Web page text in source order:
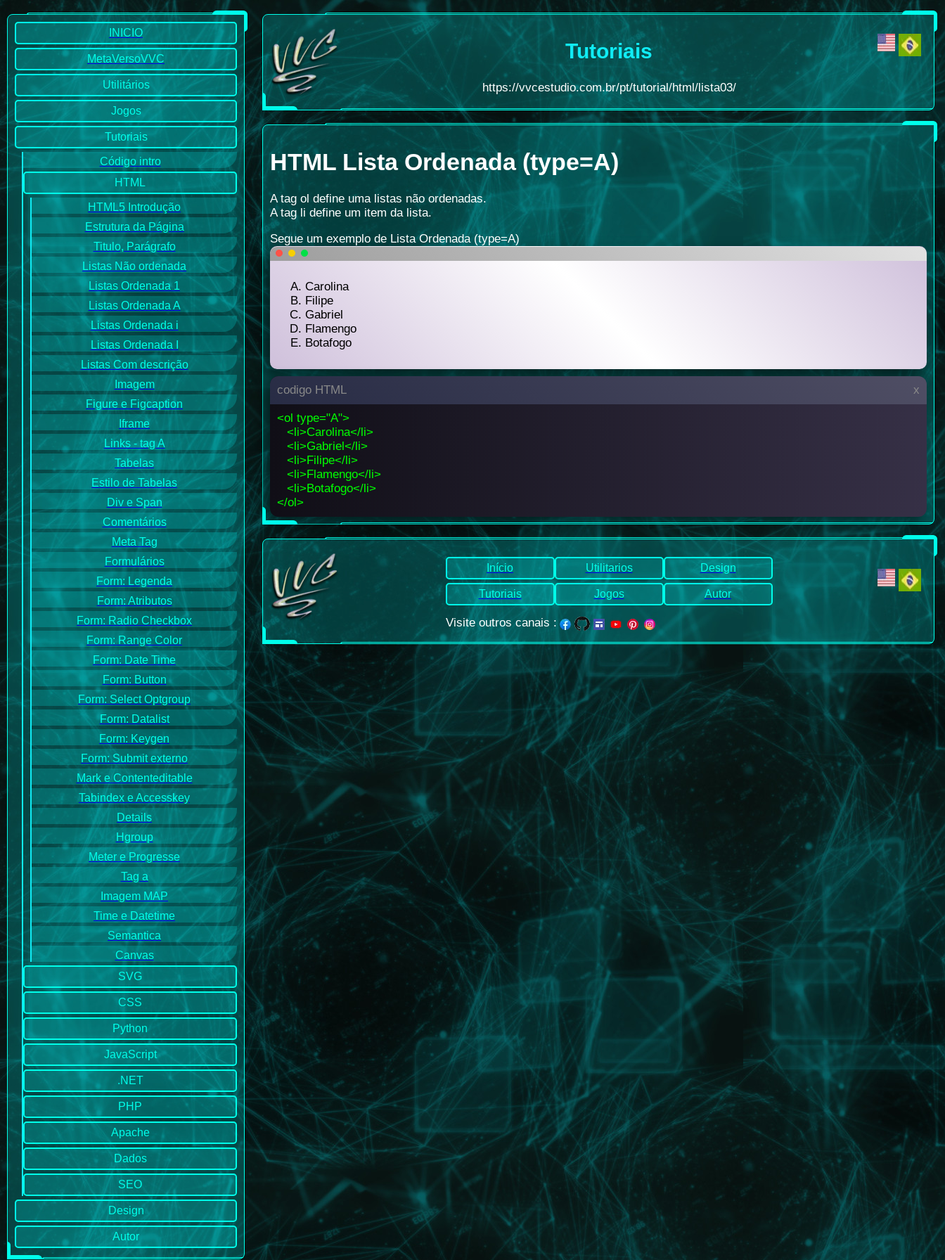
INICIO
MetaVersoVVC
Utilitários
Jogos
Tutoriais
Código intro
HTML
HTML5 Introdução
Estrutura da Página
Titulo, Parágrafo
Listas Não ordenada
Listas Ordenada 1
Listas Ordenada A
Listas Ordenada i
Listas Ordenada I
Listas Com descrição
Imagem
Figure e Figcaption
Iframe
Links - tag A
Tabelas
Estilo de Tabelas
Div e Span
Comentários
Meta Tag
Formulários
Form: Legenda
Form: Atributos
Form: Radio Checkbox
Form: Range Color
Form: Date Time
Form: Button
Form: Select Optgroup
Form: Datalist
Form: Keygen
Form: Submit externo
Mark e Contenteditable
Tabindex e Accesskey
Details
Hgroup
Meter e Progresse
Tag a
Imagem MAP
Time e Datetime
Semantica
Canvas
SVG
CSS
Python
JavaScript
.NET
PHP
Apache
Dados
SEO
Design
Autor
Tutoriais
https://vvcestudio.com.br/pt/tutorial/html/lista03/
HTML Lista Ordenada (type=A)
A tag ol define uma listas não ordenadas.
A tag li define um item da lista.
Segue um exemplo de Lista Ordenada (type=A)
Carolina
Filipe
Gabriel
Flamengo
Botafogo
codigo HTML x
<ol type="A">
<li>Carolina</li>
<li>Gabriel</li>
<li>Filipe</li>
<li>Flamengo</li>
<li>Botafogo</li>
</ol>
Início
Tutoriais
Utilitarios
Jogos
Design
Autor
Visite outros canais :